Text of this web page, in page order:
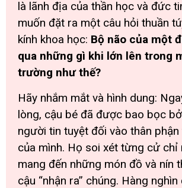
là lãnh địa của thần học và đức
muốn đặt ra một câu hỏi thuần
kính khoa học: Bộ não của một
qua những gì khi lớn lên trong
trường như thế?
Hãy nhắm mắt và hình dung:
lòng, cậu bé đã được bao bọc
người tin tuyệt đối vào thân phận
của mình. Họ soi xét từng cử chỉ
mang đến những món đồ và nín
cậu “nhận ra” chúng. Hàng